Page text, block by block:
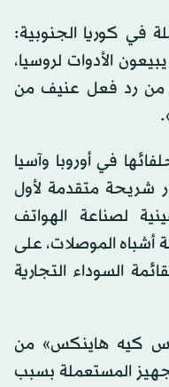
في كوريا الجنوبية:
الأدوات لروسيا،
من رد فعل عنيف من
في أوروبا وآسيا
شريحة متقدمة لأول
لصناعة الهواتف
أشباه الموصلات، على
السوداء التجارية
كيه هاينكس» من
المستعملة بسبب